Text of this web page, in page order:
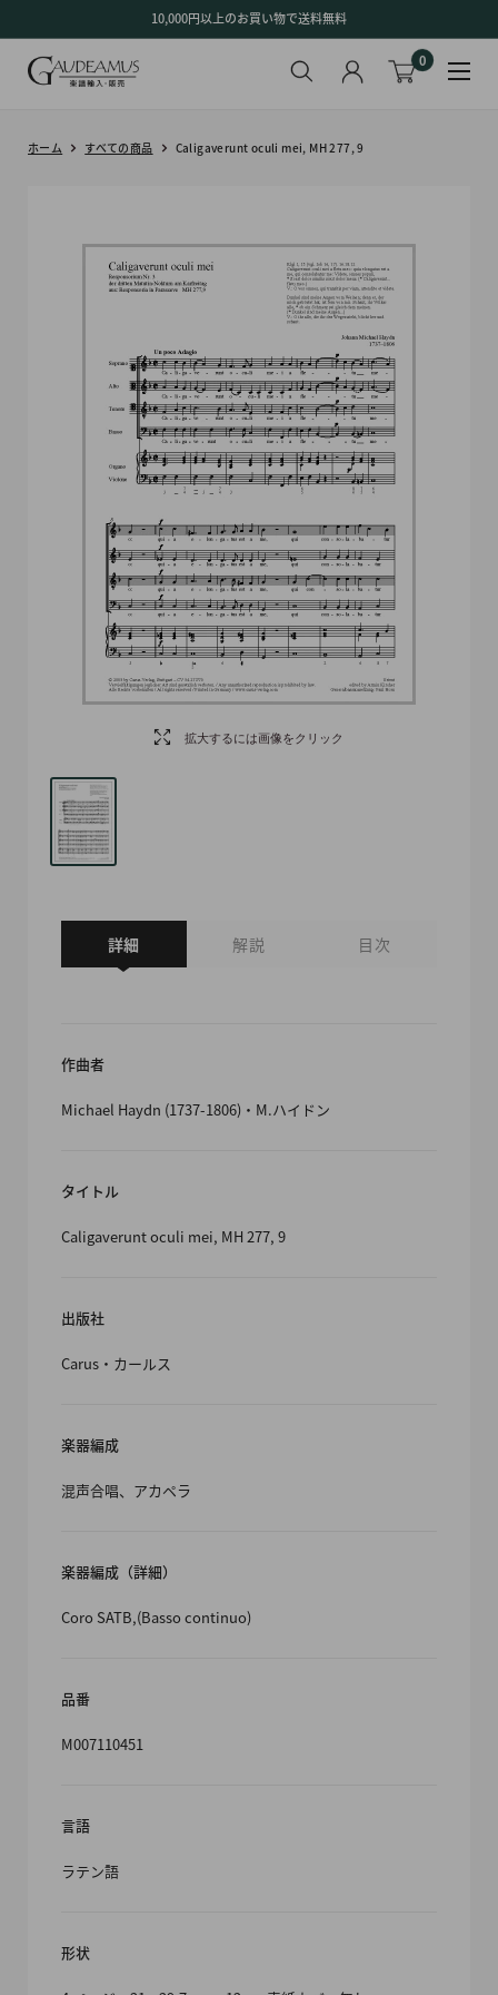
ン
10,000円以上のお買い物で送料無料
0
ホーム すべての商品 Caligaverunt oculi mei, MH 277, 9
拡大するには画像をクリック
詳細 解説 目次
作曲者
Michael Haydn (1737-1806)・M.ハイドン
タイトル
Caligaverunt oculi mei, MH 277, 9
出版社
Carus・カールス
楽器編成
混声合唱、アカペラ
楽器編成（詳細）
Coro SATB,(Basso continuo)
品番
M007110451
言語
ラテン語
形状